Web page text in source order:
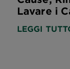
Lavare i
LEGGI